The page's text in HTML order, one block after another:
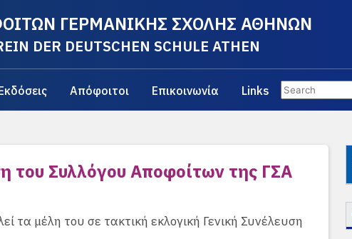
ΓΕΡΜΑΝΙΚΗΣ ΣΧΟΛΗΣ ΑΘΗΝΩΝ
DER DEUTSCHEN SCHULE ATHEN
Απόφοιτοι Επικοινωνία Links
του Συλλόγου Αποφοίτων της ΓΣΑ
τα μέλη του σε τακτική εκλογική Γενική Συνέλευση